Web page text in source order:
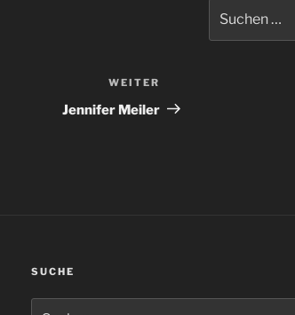
Beitrag
WEITER
Jennifer Meiler
nach:
SUCHE